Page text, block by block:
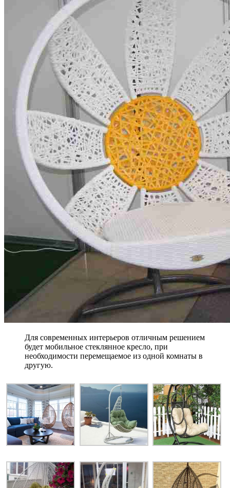
Для современных интерьеров отличным решением
будет мобильное стеклянное кресло, при
необходимости перемещаемое из одной комнаты в
другую.